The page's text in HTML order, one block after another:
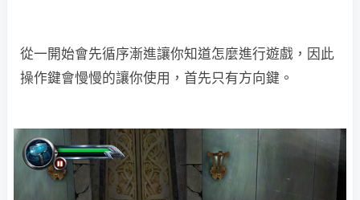
從一開始會先循序漸進讓你知道怎麼進行遊戲，因此
操作鍵會慢慢的讓你使用，首先只有方向鍵。